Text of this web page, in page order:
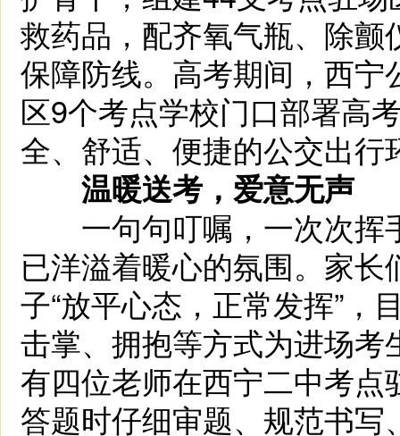
救药品，配齐氧气瓶、除
保障防线。高考期间，西
区9个考点学校门口部署高
全、舒适、便捷的公交出行
温暖送考，爱意无声
一句句叮嘱，一次次挥
已洋溢着暖心的氛围。家
子“放平心态，正常发挥”，
击掌、拥抱等方式为进场考
有四位老师在西宁二中考
答题时仔细审题、规范书